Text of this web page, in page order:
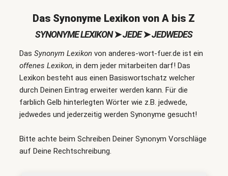
Das Synonyme Lexikon von A bis Z
SYNONYME LEXIKON➤JEDE➤JEDWEDES
Das Synonym Lexikonvon anderes-wort-fuer.de ist ein
offenes Lexikon, in dem jeder mitarbeiten darf! Das
Lexikon besteht aus einen Basiswortschatz welcher
durch Deinen Eintrag erweiter werden kann. Für die
farblich Gelb hinterlegten Wörter wie z.B. jedwede,
jedwedes und jederzeitig werden Synonyme gesucht!
Bitte achte beim Schreiben Deiner Synonym Vorschläge
auf Deine Rechtschreibung.